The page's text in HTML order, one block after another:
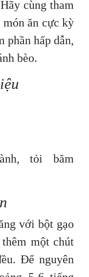
cùng tham
ăn cực kỳ
phần hấp dẫn,
bèo.
tỏi băm
với bột gạo
một chút
Để nguyên